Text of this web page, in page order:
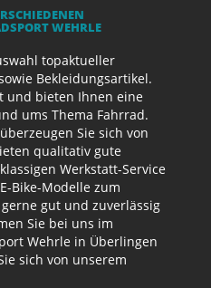
F
WEHRLE
topaktueller
Bekleidungsartikel.
und bieten Ihnen eine
ums Thema Fahrrad.
Sie sich von
qualitativ gute
Werkstatt-Service
Bike-Modelle zum
gut und zuverlässig
Sie bei uns im
Wehrle in Überlingen
sich von unserem